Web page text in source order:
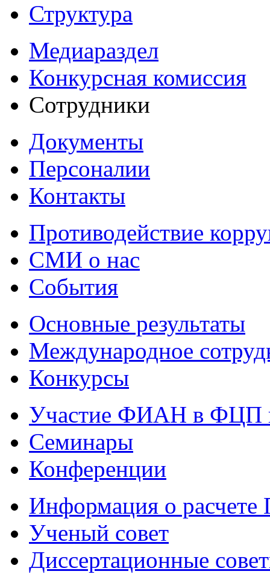
Структура
Медиараздел
Конкурсная комиссия
Сотрудники
Документы
Персоналии
Контакты
Противодействие
СМИ о нас
События
Основные результаты
Международное
Конкурсы
Участие ФИАН в ФЦП
Семинары
Конференции
Информация о
Ученый совет
Диссертационные